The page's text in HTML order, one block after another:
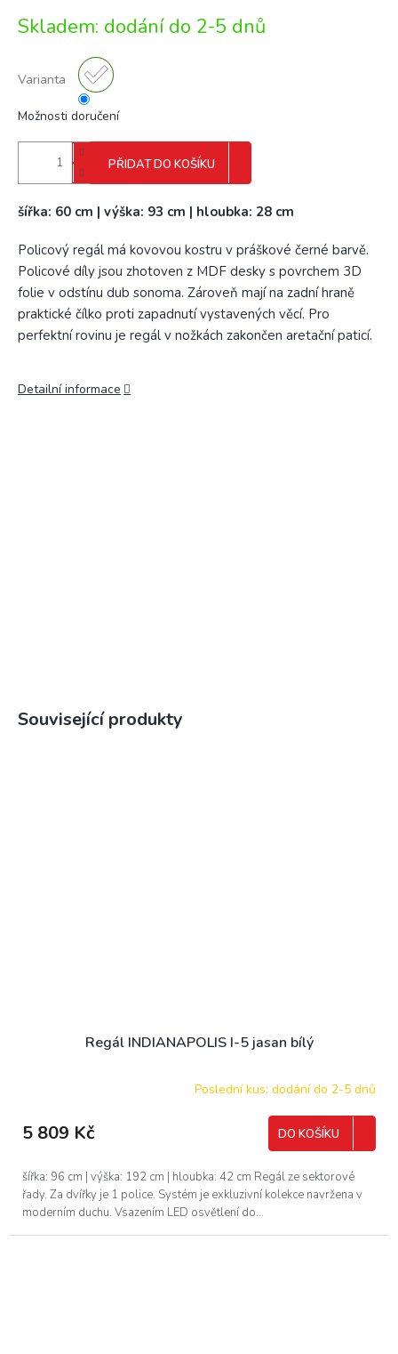
cena:
Skladem: dodání do 2-5 dnů
Varianta
Možnosti doručení
PŘIDAT DO KOŠÍKU
šířka: 60 cm | výška: 93 cm | hloubka: 28 cm
Policový regál má kovovou kostru v práškové černé barvě.
Policové díly jsou zhotoven z MDF desky s povrchem 3D
folie v odstínu dub sonoma. Zároveň mají na zadní hraně
praktické čílko proti zapadnutí vystavených věcí. Pro
perfektní rovinu je regál v nožkách zakončen aretační paticí.
Detailní informace
Související produkty
Regál INDIANAPOLIS I-5 jasan bílý
Poslední kus: dodání do 2-5 dnů
5 809 Kč DO KOŠÍKU
šířka: 96 cm | výška: 192 cm | hloubka: 42 cm Regál ze sektorové
řady. Za dvířky je 1 police. Systém je exkluzivní kolekce navržena v
moderním duchu. Vsazením LED osvětlení do...